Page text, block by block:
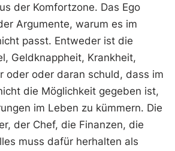
der Komfortzone. Das Ego
Argumente, warum es im
passt. Entweder ist die
Geldknappheit, Krankheit,
oder oder daran schuld, dass im
die Möglichkeit gegeben ist,
im Leben zu kümmern. Die
der Chef, die Finanzen, die
muss dafür herhalten als